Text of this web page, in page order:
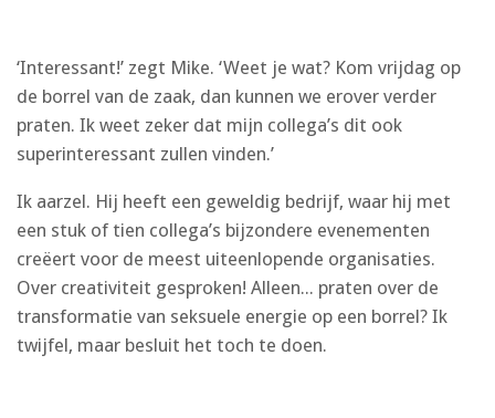
‘Interessant!’ zegt Mike. ‘Weet je wat? Kom vrijdag op
de borrel van de zaak, dan kunnen we erover verder
praten. Ik weet zeker dat mijn collega’s dit ook
superinteressant zullen vinden.’
Ik aarzel. Hij heeft een geweldig bedrijf, waar hij met
een stuk of tien collega’s bijzondere evenementen
creëert voor de meest uiteenlopende organisaties.
Over creativiteit gesproken! Alleen... praten over de
transformatie van seksuele energie op een borrel? Ik
twijfel, maar besluit het toch te doen.